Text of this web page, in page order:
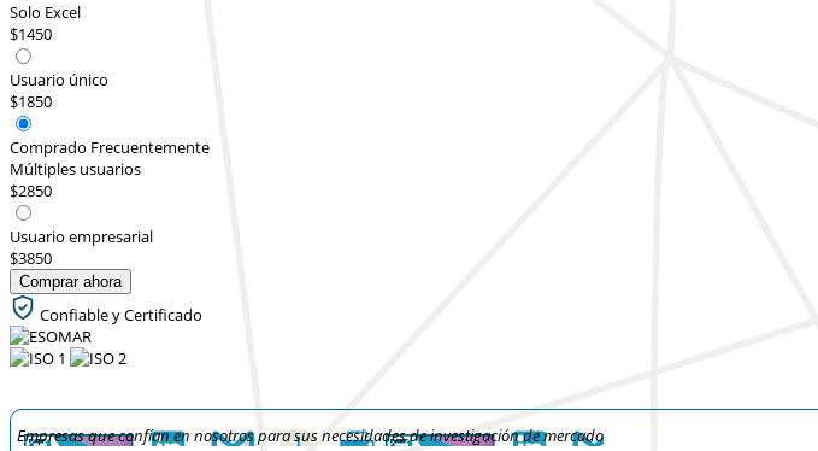
Solo Excel
$1450
Usuario único
$1850
Comprado Frecuentemente
Múltiples usuarios
$2850
Usuario empresarial
$3850
Comprar ahora
Confiable y Certificado
Empresas que confían en nosotros para sus necesidades de investigación de mercado